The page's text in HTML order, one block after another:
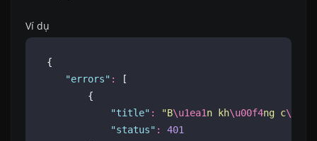
Ví dụ
{
"errors" :
        {
"title" : " B\u1ea1n kh\u00f4ng c
"status" :
401